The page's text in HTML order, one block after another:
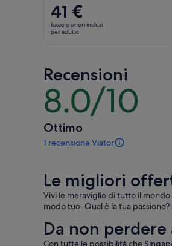
Il
prezzo
è
adulto
41 €
tasse e oneri inclusi
per adulto
Recensioni
8.0/10
8.0
su
10
Ottimo
1 recensione Viator
Una
questa
attività.
Maggiori
informazioni
sulle
nostre
Le migliori
Vivi le meraviglie di tutto il
modo tuo. Qual è la tua
Da non perdere
Con tutte le possibilità che